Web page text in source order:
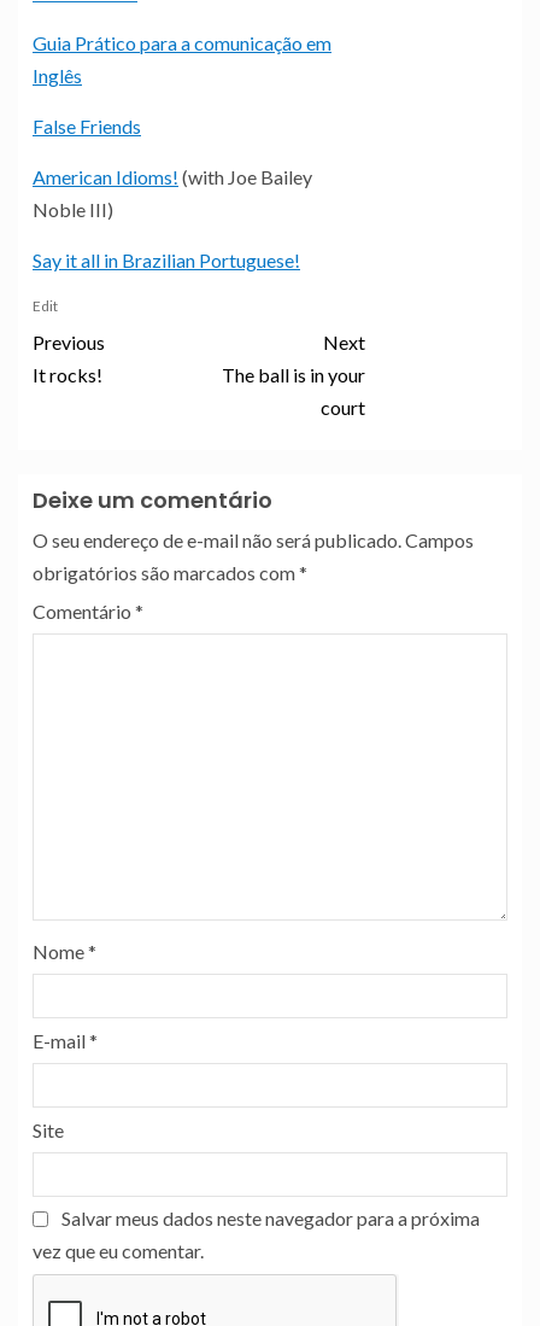
Guia Prático para a comunicação em
Inglês
False Friends
American Idioms! (with Joe Bailey
Noble III)
Say it all in Brazilian Portuguese!
Edit
Previous
It rocks!
Next
The ball is in your
court
Deixe um comentário
O seu endereço de e-mail não será publicado.Campos
obrigatórios são marcados com*
Comentário *
Nome*
E-mail*
Site
Salvar meus dados neste navegador para a próxima
vez que eu comentar.